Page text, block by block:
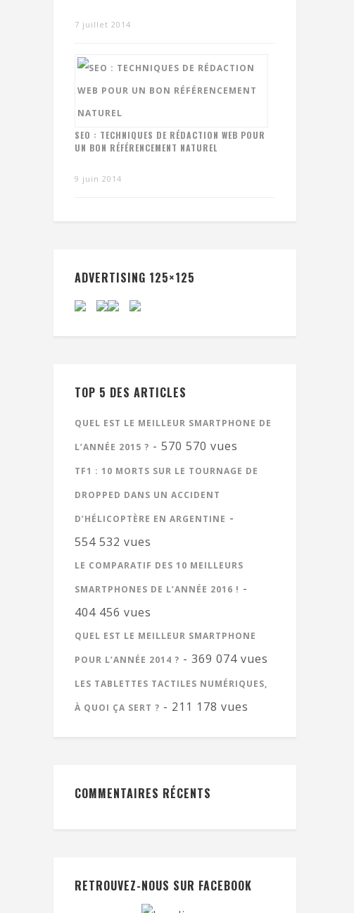
7 juillet 2014
SEO : TECHNIQUES DE RÉDACTION WEB POUR
UN BON RÉFÉRENCEMENT NATUREL
9 juin 2014
ADVERTISING 125×125
TOP 5 DES ARTICLES
QUEL EST LE MEILLEUR SMARTPHONE DE
L’ANNÉE 2015 ? - 570 570 vues
TF1 : 10 MORTS SUR LE TOURNAGE DE
DROPPED DANS UN ACCIDENT
D’HÉLICOPTÈRE EN ARGENTINE -
554 532 vues
LE COMPARATIF DES 10 MEILLEURS
SMARTPHONES DE L’ANNÉE 2016 ! -
404 456 vues
QUEL EST LE MEILLEUR SMARTPHONE
POUR L’ANNÉE 2014 ? - 369 074 vues
LES TABLETTES TACTILES NUMÉRIQUES,
À QUOI ÇA SERT ? - 211 178 vues
COMMENTAIRES RÉCENTS
RETROUVEZ-NOUS SUR FACEBOOK